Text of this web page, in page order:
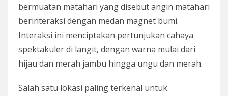
bermuatan matahari yang disebut angin matahari
berinteraksi dengan medan magnet bumi.
Interaksi ini menciptakan pertunjukan cahaya
spektakuler di langit, dengan warna mulai dari
hijau dan merah jambu hingga ungu dan merah.
Salah satu lokasi paling terkenal untuk